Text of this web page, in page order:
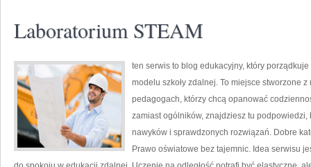
Laboratorium STEAM
ten serwis to blog edukacyjny, który
modelu szkoły zdalnej. To miejsce stworzone
pedagogach, którzy chcą opanować
zamiast ogólników, znajdziesz tu
nawyków i sprawdzonych rozwiązań. Dobre
Prawo oświatowe bez tajemnic. Idea serwisu